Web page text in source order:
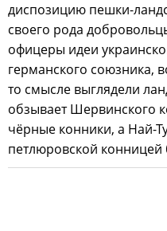
диспозицию пешки-
своего рода
офицеры идеи
германского союзника,
то смысле выглядели
обзывает Шервинского
чёрные конники, а Най-
петлюровской конницей